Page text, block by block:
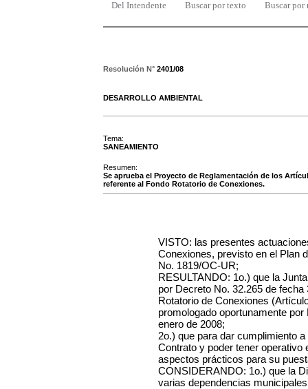
Del Intendente Buscar por texto Buscar por
Resolución N° 2401/08
DESARROLLO AMBIENTAL
Tema:
SANEAMIENTO
Resumen:
Se aprueba el Proyecto de Reglamentación de los
referente al Fondo Rotatorio de Conexiones.
VISTO: las presentes
Conexiones, previsto en el Plan
No. 1819/OC-UR;
RESULTANDO: 1o.) que la
por Decreto No. 32.265 de
Rotatorio de Conexiones
promologado oportunamente
enero de 2008;
2o.) que para dar cumplimiento
Contrato y poder tener operativo
aspectos prácticos para su
CONSIDERANDO: 1o.) que la
varias dependencias